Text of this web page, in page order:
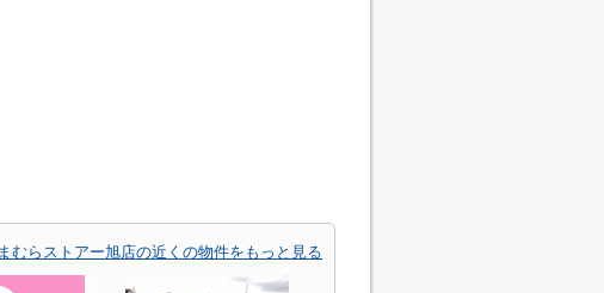
むらストアー旭店の近くの物件をもっと見る